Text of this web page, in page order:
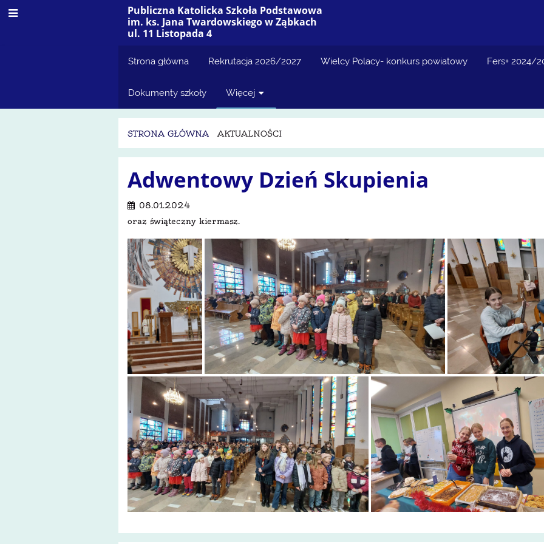
Publiczna Katolicka Szkoła Podstawowa
im. ks. Jana Twardowskiego w Ząbkach
ul. 11 Listopada 4
Strona główna Rekrutacja 2026/2027 Wielcy Polacy- konkurs powiatowy Fers+ 2024/
Dokumenty szkoły Więcej
STRONA GŁÓWNA AKTUALNOŚCI
Aktualności
Adwentowy Dzień Skupienia
08.01.2024
oraz świąteczny kiermasz.